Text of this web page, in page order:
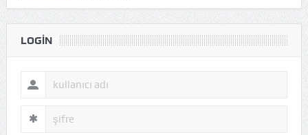
LOGIN